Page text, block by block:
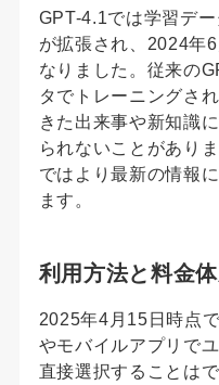
GPT-4.1では学習デー
が拡張され、2024年
なりました。従来の
タでトレーニングさ
きた出来事や新知識
られないことがあり
ではより最新の情報
ます。
利用方法と料金
2025年4月15日時点
やモバイルアプリで
直接選択することは